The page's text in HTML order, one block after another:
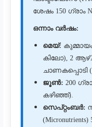
ശേഷം 150
ഒന്നാം വർഷം:
മെയ്:
കിലോ), 2
ചാണകപ്പൊടി
ജൂൺ: 200
കഴിഞ്ഞ്).
സെപ്റ്റംബർ:
(Micronutrients)